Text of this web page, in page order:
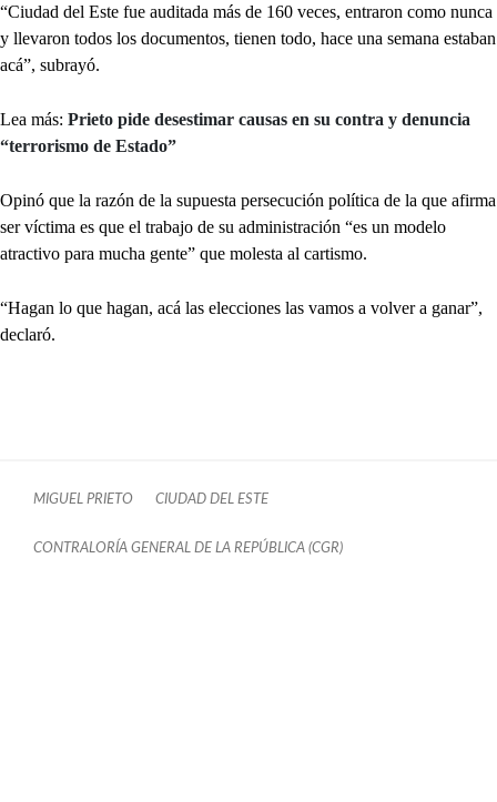
“Ciudad del Este fue auditada más de 160 veces, entraron como nunca
y llevaron todos los documentos, tienen todo, hace una semana estaban
acá”, subrayó.
Lea más: Prieto pide desestimar causas en su contra y denuncia
“terrorismo de Estado”
Opinó que la razón de la supuesta persecución política de la que afirma
ser víctima es que el trabajo de su administración “es un modelo
atractivo para mucha gente” que molesta al cartismo.
“Hagan lo que hagan, acá las elecciones las vamos a volver a ganar”,
declaró.
MIGUEL PRIETO CIUDAD DEL ESTE
CONTRALORÍA GENERAL DE LA REPÚBLICA (CGR)